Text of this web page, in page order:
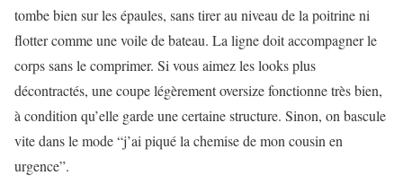
tombe bien sur les épaules, sans tirer au niveau de la poitrine ni
flotter comme une voile de bateau. La ligne doit accompagner le
corps sans le comprimer. Si vous aimez les looks plus
décontractés, une coupe légèrement oversize fonctionne très bien,
à condition qu’elle garde une certaine structure. Sinon, on bascule
vite dans le mode “j’ai piqué la chemise de mon cousin en
urgence”.